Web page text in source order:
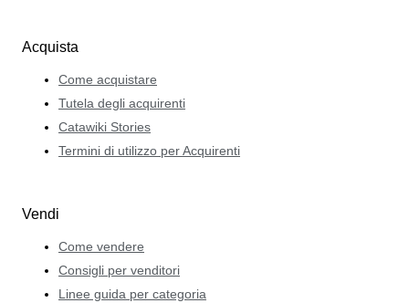
Acquista
Come acquistare
Tutela degli acquirenti
Catawiki Stories
Termini di utilizzo per Acquirenti
Vendi
Come vendere
Consigli per venditori
Linee guida per categoria